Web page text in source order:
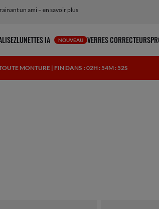
un ami – en savoir plus
lunettes IA incluses
LUNETTES IA NOUVEAU VERRES CORRECTEURS
MONTURE | FIN DANS : 02H : 54M : 51S